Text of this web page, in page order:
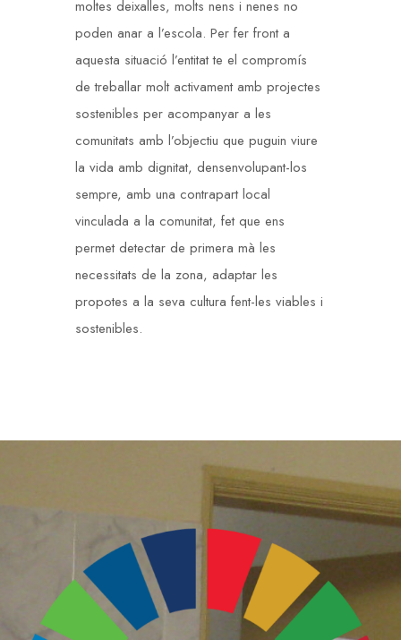
moltes deixalles, molts nens i nenes no
poden anar a l’escola. Per fer front a
aquesta situació l’entitat te el compromís
de treballar molt activament amb projectes
sostenibles per acompanyar a les
comunitats amb l’objectiu que puguin viure
la vida amb dignitat, densenvolupant-los
sempre, amb una contrapart local
vinculada a la comunitat, fet que ens
permet detectar de primera mà les
necessitats de la zona, adaptar les
propotes a la seva cultura fent-les viables i
sostenibles.